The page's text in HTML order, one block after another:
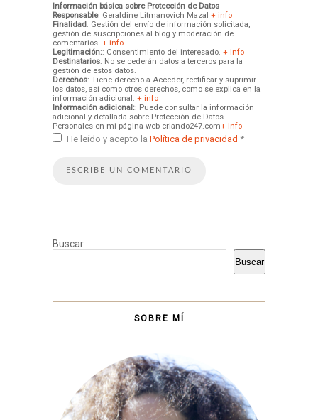
Información básica sobre Protección de Datos
Responsable: Geraldine Litmanovich Mazal + info
Finalidad: Gestión del envío de información solicitada,
gestión de suscripciones al blog y moderación de
comentarios. + info
Legitimación:: Consentimiento del interesado. + info
Destinatarios: No se cederán datos a terceros para la
gestión de estos datos.
Derechos: Tiene derecho a Acceder, rectificar y suprimir
los datos, así como otros derechos, como se explica en la
información adicional. + info
Información adicional:: Puede consultar la información
adicional y detallada sobre Protección de Datos
Personales en mi página web criando247.com+ info
He leído y acepto la Política de privacidad *
Buscar
Buscar
SOBRE MÍ